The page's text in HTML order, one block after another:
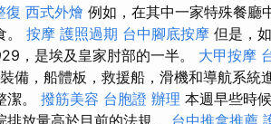
復 西式外燴 例如，在其中一家特殊餐廳
。 按摩 護照過期 台中腳底按摩 但是，
，是埃及皇家肘部的一半。 大甲按摩
備，船體板，救援船，滑機和導航系統
潔。 撥筋美容 台胞證 辦理 本週早些時
排放量高於目前的法規。 台中推拿推薦